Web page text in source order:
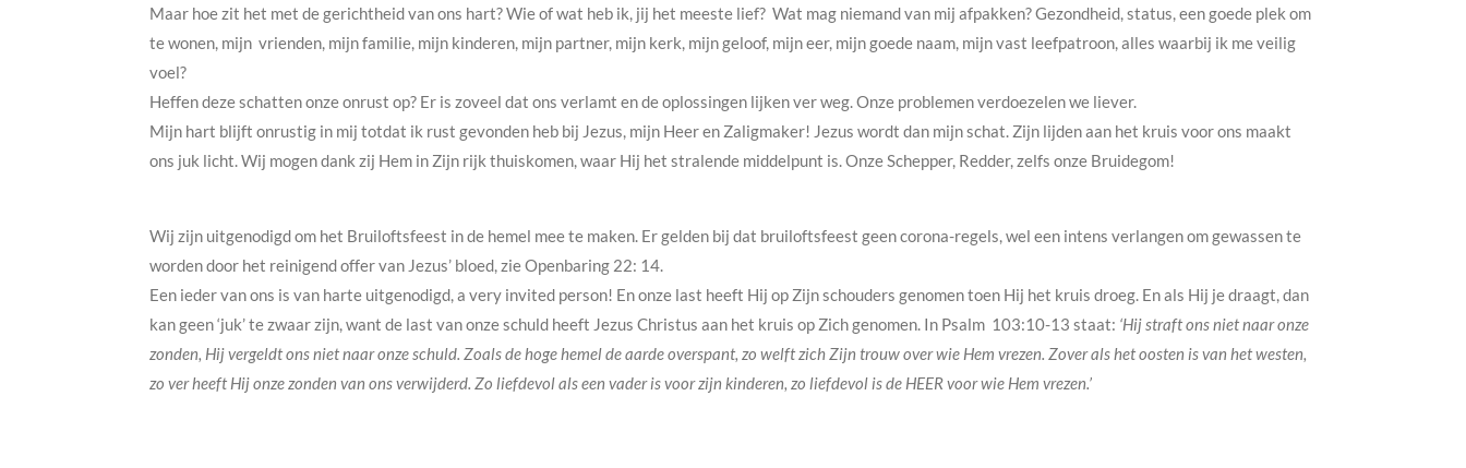
Maar hoe zit het met de gerichtheid van ons hart? Wie of wat heb ik, jij het meeste lief? Wat mag niemand van mij afpakken? Gezondheid, status, een goede plek om
te wonen, mijn vrienden, mijn familie, mijn kinderen, mijn partner, mijn kerk, mijn geloof, mijn eer, mijn goede naam, mijn vast leefpatroon, alles waarbij ik me veilig
voel?
Heffen deze schatten onze onrust op? Er is zoveel dat ons verlamt en de oplossingen lijken ver weg. Onze problemen verdoezelen we liever.
Mijn hart blijft onrustig in mij totdat ik rust gevonden heb bij Jezus, mijn Heer en Zaligmaker! Jezus wordt dan mijn schat. Zijn lijden aan het kruis voor ons maakt
ons juk licht. Wij mogen dank zij Hem in Zijn rijk thuiskomen, waar Hij het stralende middelpunt is. Onze Schepper, Redder, zelfs onze Bruidegom!
Wij zijn uitgenodigd om het Bruiloftsfeest in de hemel mee te maken. Er gelden bij dat bruiloftsfeest geen corona-regels, wel een intens verlangen om gewassen te
worden door het reinigend offer van Jezus’ bloed, zie Openbaring 22: 14.
Een ieder van ons is van harte uitgenodigd, a very invited person! En onze last heeft Hij op Zijn schouders genomen toen Hij het kruis droeg. En als Hij je draagt, dan
kan geen ‘juk’ te zwaar zijn, want de last van onze schuld heeft Jezus Christus aan het kruis op Zich genomen. In Psalm 103:10-13 staat: ‘Hij straft ons niet naar onze
zonden, Hij vergeldt ons niet naar onze schuld. Zoals de hoge hemel de aarde overspant, zo welft zich Zijn trouw over wie Hem vrezen. Zover als het oosten is van het westen,
zo ver heeft Hij onze zonden van ons verwijderd. Zo liefdevol als een vader is voor zijn kinderen, zo liefdevol is de HEER voor wie Hem vrezen.’